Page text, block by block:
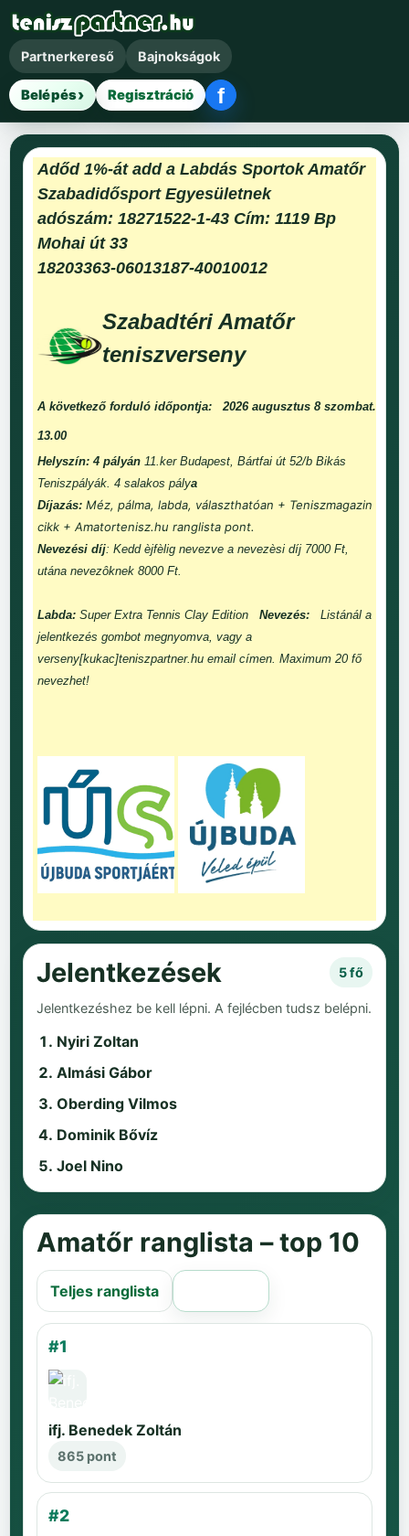
Partnerkereső Bajnokságok
Belépés Regisztráció fFacebook belépés
Adőd 1%-át add a Labdás Sportok Amatőr
Szabadidősport Egyesületnek
adószám: 18271522-1-43 Cím: 1119 Bp
Mohai út 33
18203363-06013187-40010012
Szabadtéri Amatőr
teniszverseny
A következő forduló időpontja: 2026 augusztus 8 szombat.
13.00
Helyszín: 4 pályán 11.ker Budapest, Bártfai út 52/b Bikás
Teniszpályák. 4 salakos pálya
Díjazás: Méz, pálma, labda, választhatóan + Teniszmagazin
cikk + Amatortenisz.hu ranglista pont.
Nevezési díj: Kedd èjfèlig nevezve a nevezèsi díj 7000 Ft,
utána nevezôknek 8000 Ft.
Labda: Super Extra Tennis Clay Edition Nevezés:
Listánál a
jelentkezés gombot megnyomva, vagy a
verseny[kukac]teniszpartner.hu email címen. Maximum 20 fő
nevezhet!
Jelentkezések 5 fő
Jelentkezéshez be kell lépni. A fejlécben tudsz belépni.
Nyiri Zoltan
Almási Gábor
Oberding Vilmos
Dominik Bővíz
Joel Nino
Amatőr ranglista – top 10
Teljes ranglista
#1
ifj. Benedek Zoltán
865 pont
#2